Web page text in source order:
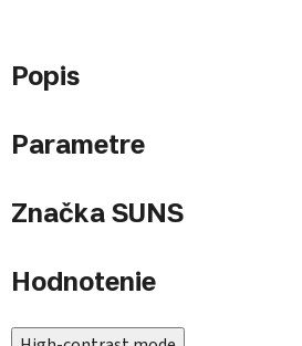
Popis
Parametre
Značka SUNS
Hodnotenie